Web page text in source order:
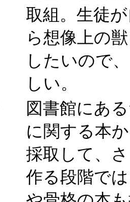
取組。生徒
ら想像上の
したいので
しい。
図書館にあ
に関する本
採取して、
作る段階で